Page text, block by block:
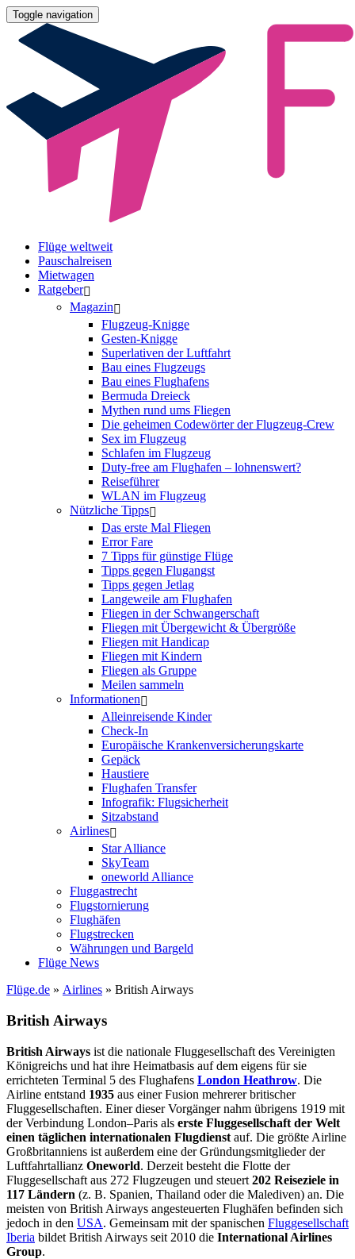
Toggle navigation
Flüge weltweit
Pauschalreisen
Mietwagen
Ratgeber
Magazin
Flugzeug-Knigge
Gesten-Knigge
Superlativen der Luftfahrt
Bau eines Flugzeugs
Bau eines Flughafens
Bermuda Dreieck
Mythen rund ums Fliegen
Die geheimen Codewörter der Flugzeug-Crew
Sex im Flugzeug
Schlafen im Flugzeug
Duty-free am Flughafen – lohnenswert?
Reiseführer
WLAN im Flugzeug
Nützliche Tipps
Das erste Mal Fliegen
Error Fare
7 Tipps für günstige Flüge
Tipps gegen Flugangst
Tipps gegen Jetlag
Langeweile am Flughafen
Fliegen in der Schwangerschaft
Fliegen mit Übergewicht & Übergröße
Fliegen mit Handicap
Fliegen mit Kindern
Fliegen als Gruppe
Meilen sammeln
Informationen
Alleinreisende Kinder
Check-In
Europäische Krankenversicherungskarte
Gepäck
Haustiere
Flughafen Transfer
Infografik: Flugsicherheit
Sitzabstand
Airlines
Star Alliance
SkyTeam
oneworld Alliance
Fluggastrecht
Flugstornierung
Flughäfen
Flugstrecken
Währungen und Bargeld
Flüge News
Flüge.de » Airlines » British Airways
British Airways
British Airways ist die nationale Fluggesellschaft des Vereinigten
Königreichs und hat ihre Heimatbasis auf dem eigens für sie
errichteten Terminal 5 des Flughafens London Heathrow. Die
Airline entstand 1935 aus einer Fusion mehrerer britischer
Fluggesellschaften. Einer dieser Vorgänger nahm übrigens 1919 mit
der Verbindung London–Paris als erste Fluggesellschaft der Welt
einen täglichen internationalen Flugdienst auf. Die größte Airline
Großbritanniens ist außerdem eine der Gründungsmitglieder der
Luftfahrtallianz Oneworld. Derzeit besteht die Flotte der
Fluggesellschaft aus 272 Flugzeugen und steuert 202 Reiseziele in
117 Ländern (z. B. Spanien, Thailand oder die Malediven) an. Die
meisten von British Airways angesteuerten Flughäfen befinden sich
jedoch in den USA. Gemeinsam mit der spanischen Fluggesellschaft
Iberia bildet British Airways seit 2010 die International Airlines
Group.